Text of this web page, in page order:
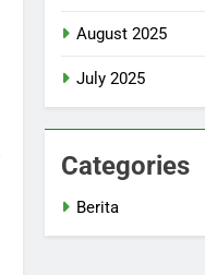
August 2025
July 2025
Categories
Berita